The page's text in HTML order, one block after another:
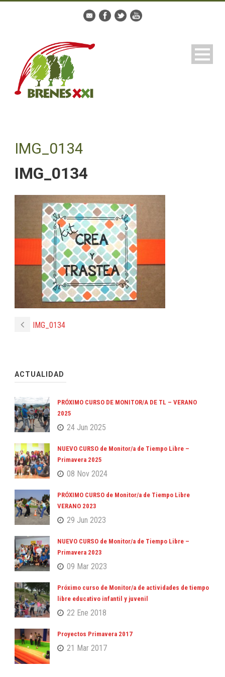
IMG_0134
IMG_0134
IMG_0134
ACTUALIDAD
PRÓXIMO CURSO DE MONITOR/A DE TL – VERANO
2025
24 Jun 2025
NUEVO CURSO de Monitor/a de Tiempo Libre –
Primavera 2025
08 Nov 2024
PRÓXIMO CURSO de Monitor/a de Tiempo Libre
VERANO 2023
29 Jun 2023
NUEVO CURSO de Monitor/a de Tiempo Libre –
Primavera 2023
09 Mar 2023
Próximo curso de Monitor/a de actividades de tiempo
libre educativo infantil y juvenil
22 Ene 2018
Proyectos Primavera 2017
21 Mar 2017